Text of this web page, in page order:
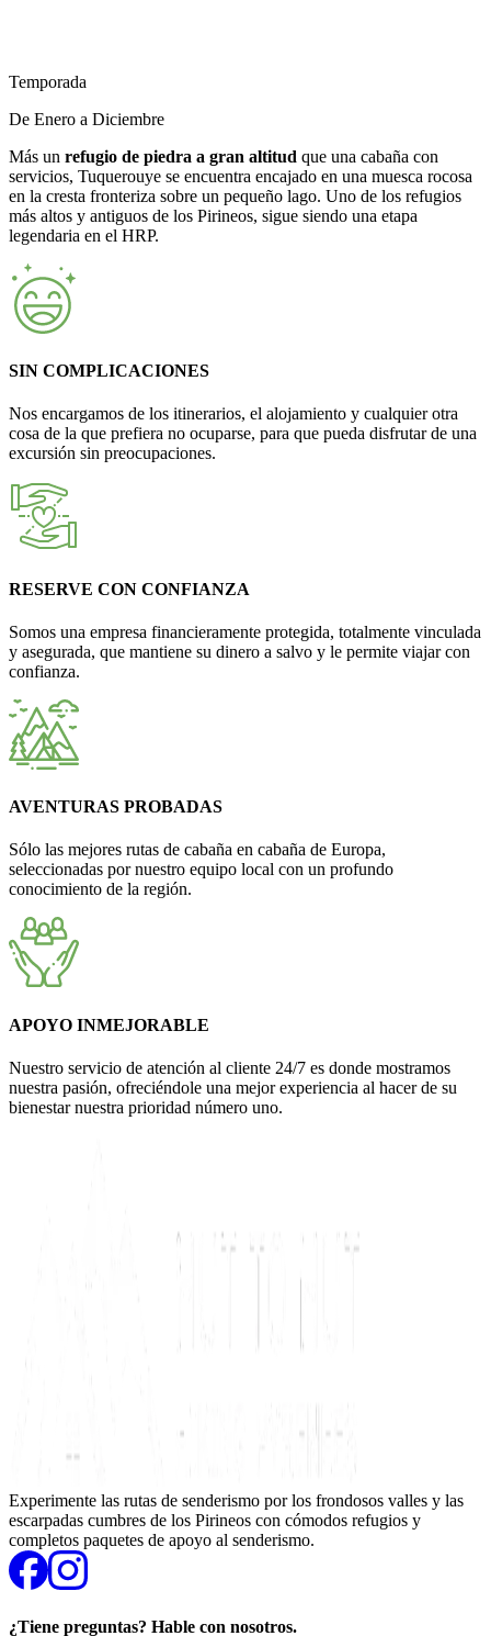
Temporada
De Enero a Diciembre
Más un refugio de piedra a gran altitud que una cabaña con
servicios, Tuquerouye se encuentra encajado en una muesca rocosa
en la cresta fronteriza sobre un pequeño lago. Uno de los refugios
más altos y antiguos de los Pirineos, sigue siendo una etapa
legendaria en el HRP.
SIN COMPLICACIONES
Nos encargamos de los itinerarios, el alojamiento y cualquier otra
cosa de la que prefiera no ocuparse, para que pueda disfrutar de una
excursión sin preocupaciones.
RESERVE CON CONFIANZA
Somos una empresa financieramente protegida, totalmente vinculada
y asegurada, que mantiene su dinero a salvo y le permite viajar con
confianza.
AVENTURAS PROBADAS
Sólo las mejores rutas de cabaña en cabaña de Europa,
seleccionadas por nuestro equipo local con un profundo
conocimiento de la región.
APOYO INMEJORABLE
Nuestro servicio de atención al cliente 24/7 es donde mostramos
nuestra pasión, ofreciéndole una mejor experiencia al hacer de su
bienestar nuestra prioridad número uno.
Experimente las rutas de senderismo por los frondosos valles y las
escarpadas cumbres de los Pirineos con cómodos refugios y
completos paquetes de apoyo al senderismo.
¿Tiene preguntas? Hable con nosotros.